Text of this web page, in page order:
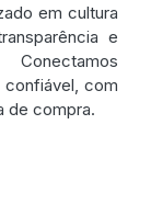
em cultura
e
confiável, com
de compra.